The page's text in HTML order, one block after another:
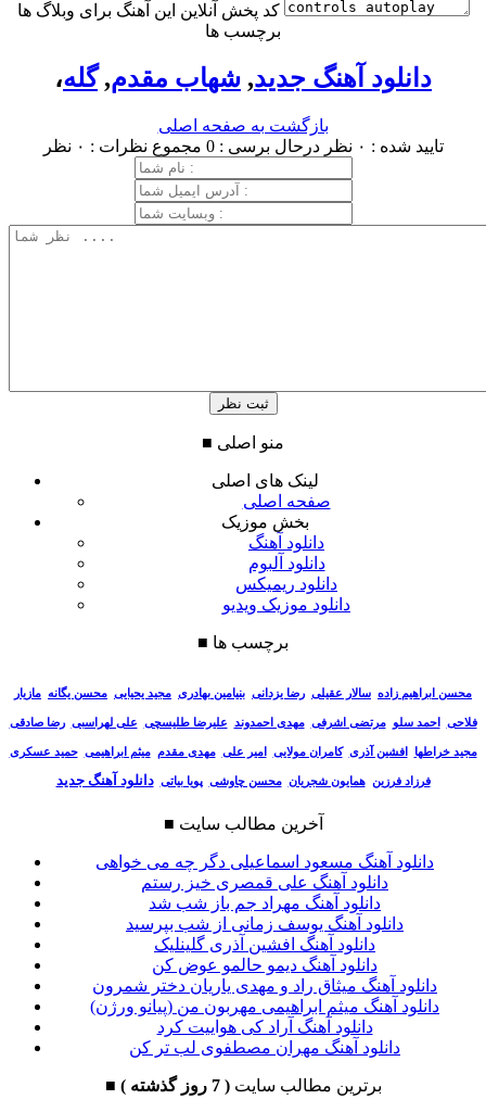
کد پخش آنلاین این آهنگ برای وبلاگ ها
برچسب ها
، دانلود آهنگ جدید, شهاب مقدم,گله
بازگشت به صفحه اصلی
تایید شده : ۰ نظر
درحال برسی : 0 مجموع نظرات : ۰ نظر
■ منو اصلی
لینک های اصلی
صفحه اصلی
بخش موزیک
دانلود آهنگ
دانلود آلبوم
دانلود ریمیکس
دانلود موزیک ویدیو
■ برچسب ها
محسن ابراهیم زاده سالار عقیلی رضا یزدانی بنیامین بهادری مجید یحیایی محسن یگانه مازیار
فلاحی احمد سلو مرتضی اشرفی مهدی احمدوند علیرضا طلیسچی علی لهراسبی رضا صادقی
مجید خراطها افشین آذری کامران مولایی امیر علی مهدی مقدم میثم ابراهیمی حمید عسکری
فرزاد فرزین همایون شجریان محسن چاوشی پویا بیاتی دانلود آهنگ جدید
■ آخرین مطالب سایت
دانلود آهنگ مسعود اسماعیلی دگر چه می خواهی
دانلود آهنگ علی قمصری خیز رستم
دانلود آهنگ مهراد جم باز شب شد
دانلود آهنگ یوسف زمانی از شب بپرسید
دانلود آهنگ افشین آذری گلینلیک
دانلود آهنگ دیمو حالمو عوض کن
دانلود آهنگ میثاق راد و مهدی یاریان دختر شمرون
دانلود آهنگ میثم ابراهیمی مهربون من (پیانو ورژن)
دانلود آهنگ آراد کی هواییت کرد
دانلود آهنگ مهران مصطفوی لب تر کن
■ برترین مطالب سایت( 7 روز گذشته )